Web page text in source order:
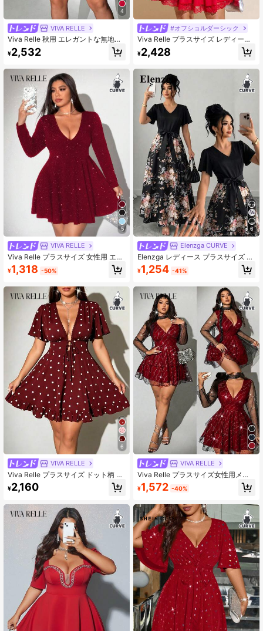
4
VIVA RELLE
Viva Relle 秋用 エレガントな無地デ
ィープVネック ウエストマーク ドレ
ス (ワイン色)、大きいサイズレディ
¥2,532
5
VIVA RELLE
Viva Relle プラスサイズ 女性用 エレ
ガントな無地ニットハイストレッチ
光沢グリッター Vネックパーティー
最適、ファッショナブルデザイン、
新作秋冬長袖ドレス
¥1,318 -50%
6
VIVA RELLE
Viva Relle プラスサイズ ドット柄 セ
クシー リボンタイ ドレス
¥2,160
#オフショルダーシック
Viva Relle プラスサイズ レディース
サマー オフショルダー フリル レー
ス パッチワーク ドレス、ロマンチッ
デーアウトフィット
¥2,428
6
Elenzga CURVE
Elenzga レディース プラスサイズ プ
リント カラーブロック ブラック&ホ
ワイト カジュアルドレス、ウエスト
フローラルプリントドレス、フィッ
トロングドレス、シンプルで快適な
プリント バケーション ホリデー 春
ドレス、レディース プリントドレス
¥1,254 -41%
VIVA RELLE
Viva Relle プラスサイズ女性用メッ
シュ スパンコール Vネック ウエスト
リボン スリムフィット カジュアルド
¥1,572 -40%